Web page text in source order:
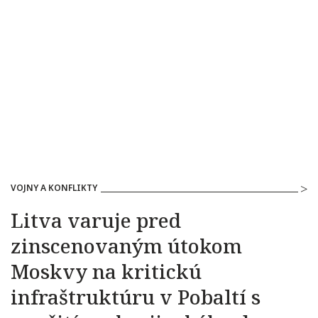
VOJNY A KONFLIKTY
Litva varuje pred
zinscenovaným útokom
Moskvy na kritickú
infraštruktúru v Pobaltí s